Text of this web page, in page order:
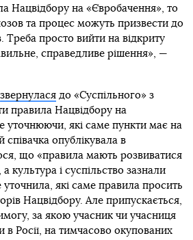
Нацвідбору на «Євробачення», то
та процес можуть призвести до
Треба просто вийти на відкриту
справедливе рішення», —
звернуласядо «Суспільного» з
правила Нацвідбору на
уточнюючи, які саме пункти має на
співачка опублікувала в
що «правила мають розвиватися
культура і суспільство зазнали
які саме правила просить
Нацвідбору. Але припускається,
за якою учасник чи учасниця
в Росії, на тимчасово окупованих